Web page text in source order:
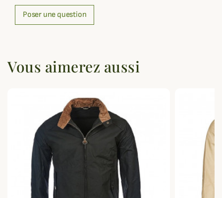
Poser une question
Vous aimerez aussi